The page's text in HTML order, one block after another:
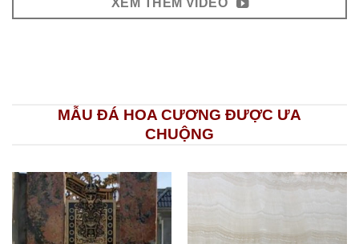
XEM THÊM VIDEO
MẪU ĐÁ HOA CƯƠNG ĐƯỢC ƯA
CHUỘNG